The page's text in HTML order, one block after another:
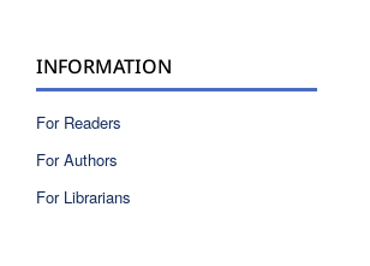
INFORMATION
For Readers
For Authors
For Librarians